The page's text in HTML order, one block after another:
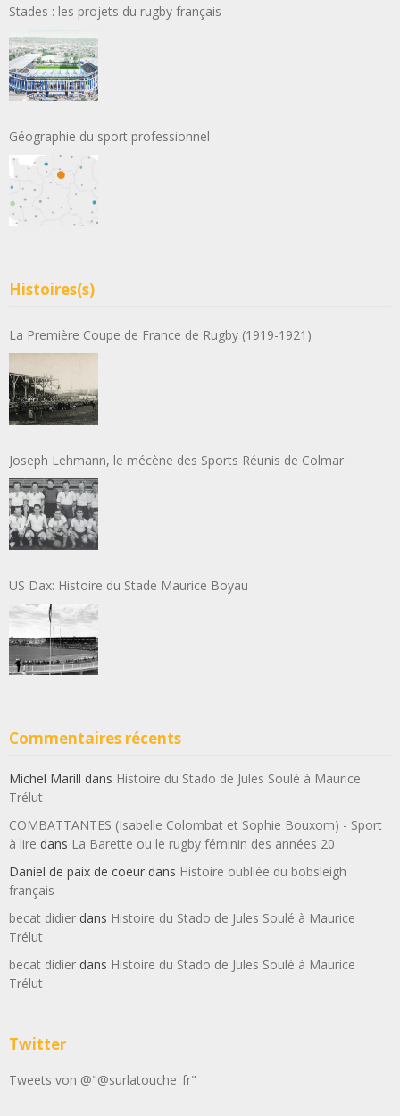
Stades : les projets du rugby français
Géographie du sport professionnel
Histoires(s)
La Première Coupe de France de Rugby (1919-1921)
Joseph Lehmann, le mécène des Sports Réunis de Colmar
US Dax: Histoire du Stade Maurice Boyau
Commentaires récents
Michel Marill dans Histoire du Stado de Jules Soulé à Maurice
Trélut
COMBATTANTES (Isabelle Colombat et Sophie Bouxom) - Sport
à lire dans La Barette ou le rugby féminin des années 20
Daniel de paix de coeur dans Histoire oubliée du bobsleigh
français
becat didier dans Histoire du Stado de Jules Soulé à Maurice
Trélut
becat didier dans Histoire du Stado de Jules Soulé à Maurice
Trélut
Twitter
Tweets von @"@surlatouche_fr"